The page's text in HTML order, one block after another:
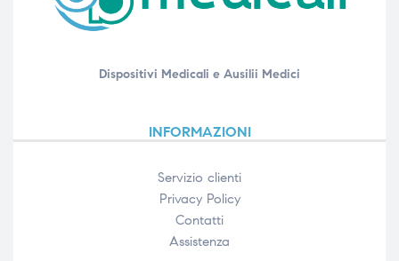
Dispositivi Medicali e Ausilii Medici
INFORMAZIONI
Servizio clienti
Privacy Policy
Contatti
Assistenza